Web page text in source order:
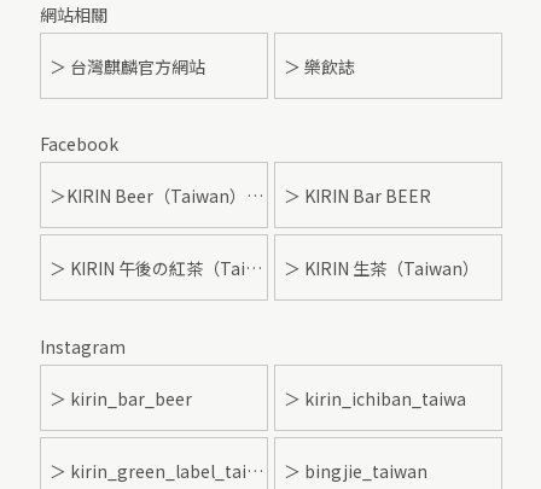
網站相關
＞ 台灣麒麟官方網站 ＞ 樂飲誌
Facebook
＞KIRIN Beer（Taiwan）- 麒麟啤酒 ＞ KIRIN Bar BEER
＞ KIRIN 午後の紅茶（Taiwan） ＞ KIRIN 生茶（Taiwan）
Instagram
＞ kirin_bar_beer ＞ kirin_ichiban_taiwa
＞ kirin_green_label_taiwan ＞ bingjie_taiwan